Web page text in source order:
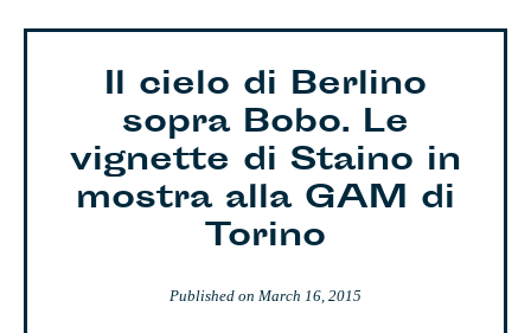
Il cielo di Berlino
sopra Bobo. Le
vignette di Staino in
mostra alla GAM di
Torino
Published on March 16, 2015